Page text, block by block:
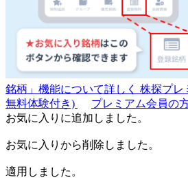
銘柄」機能について詳しく 株探プレ
無料体験付き)
プレミアム会員の
お気に入りに追加しました。
お気に入りから削除しました。
適用しました。